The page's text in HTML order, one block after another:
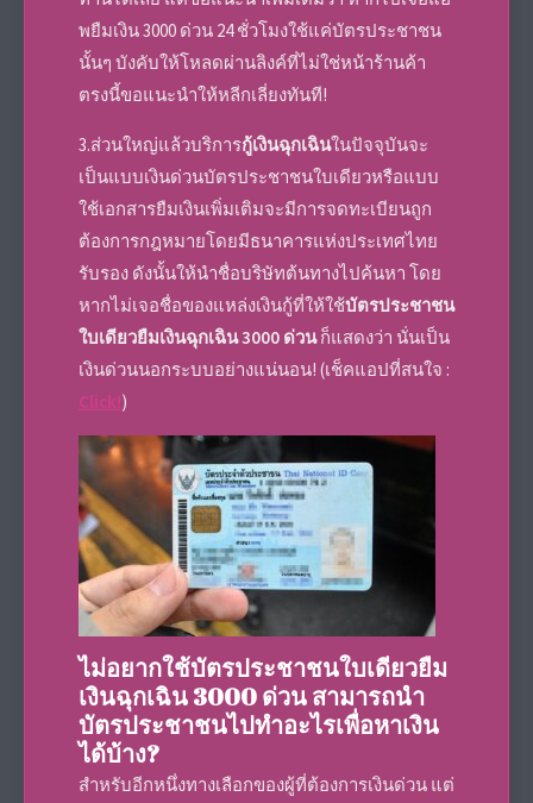
พยืมเงิน 3000 ด่วน 24 ชั่วโมงใช้แค่บัตรประชาชน
นั้นๆ บังคับให้โหลดผ่านลิงค์ที่ไม่ใช่หน้าร้านค้า
ตรงนี้ขอแนะนำให้หลีกเลี่ยงทันที!
3.ส่วนใหญ่แล้วบริการกู้เงินฉุกเฉินในปัจจุบันจะ
เป็นแบบเงินด่วนบัตรประชาชนใบเดียวหรือแบบ
ใช้เอกสารยืมเงินเพิ่มเติมจะมีการจดทะเบียนถูก
ต้องการกฎหมายโดยมีธนาคารแห่งประเทศไทย
รับรอง ดังนั้นให้นำชื่อบริษัทต้นทางไปค้นหา โดย
หากไม่เจอชื่อของแหล่งเงินกู้ที่ให้ใช้บัตรประชาชน
ใบเดียวยืมเงินฉุกเฉิน 3000 ด่วนก็แสดงว่า นั่นเป็น
เงินด่วนนอกระบบอย่างแน่นอน! (เช็คแอปที่สนใจ :
Click!)
ไม่อยากใช้บัตรประชาชนใบเดียวยืม
เงินฉุกเฉิน 3000 ด่วน สามารถนำ
บัตรประชาชนไปทำอะไรเพื่อหาเงิน
ได้บ้าง?
สำหรับอีกหนึ่งทางเลือกของผู้ที่ต้องการเงินด่วน แต่